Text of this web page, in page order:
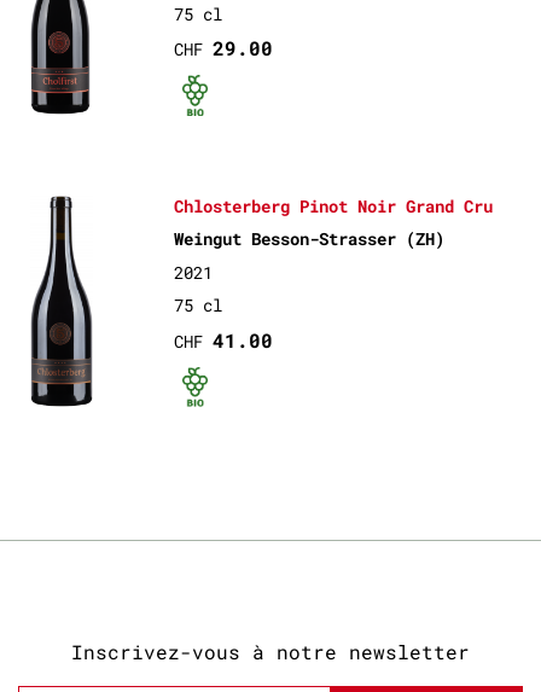
75 cl
CHF29.00
Bio certifié
Chlosterberg Pinot Noir Grand Cru
Weingut Besson-Strasser (ZH)
2021
75 cl
CHF41.00
Bio certifié
Inscrivez-vous à notre newsletter